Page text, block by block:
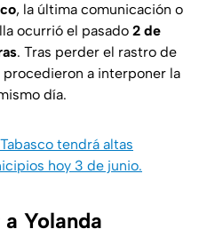
, la última comunicación o
ocurrió el pasado 2 de
. Tras perder el rastro de
a interponer la
día.
tendrá altas
hoy 3 de junio.
Yolanda